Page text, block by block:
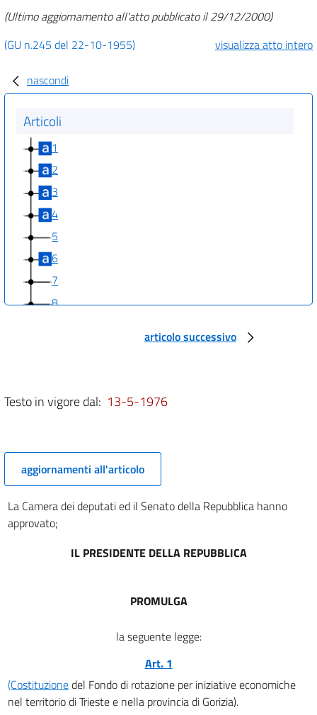
(Ultimo aggiornamento all'atto pubblicato il 29/12/2000)
(GU n.245 del 22-10-1955)
visualizza atto intero
nascondi
Articoli
1
2
3
4
5
6
7
8
articolo successivo
Testo in vigore dal: 13-5-1976
aggiornamenti all'articolo
La Camera dei deputati ed il Senato della Repubblica hanno
approvato;
IL PRESIDENTE DELLA REPUBBLICA
PROMULGA
la seguente legge:
Art. 1
(Costituzionedel Fondo di rotazione per iniziative economiche
nel territorio di Trieste e nella provincia di Gorizia).